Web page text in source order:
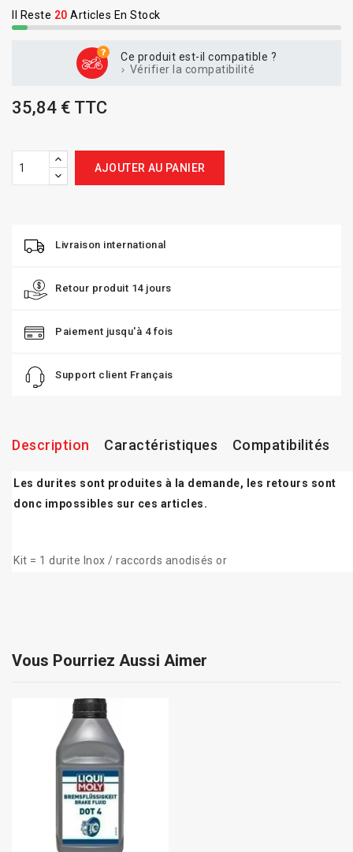
Il Reste 20 Articles En Stock
Ce produit est-il compatible ?
Vérifier la compatibilité
35,84 € TTC
AJOUTER AU PANIER
Livraison international
Retour produit 14 jours
Paiement jusqu'à 4 fois
Support client Français
Description Caractéristiques Compatibilités
Les durites sont produites à la demande, les retours sont
donc impossibles sur ces articles.
Kit = 1 durite Inox / raccords anodisés or
Vous Pourriez Aussi Aimer